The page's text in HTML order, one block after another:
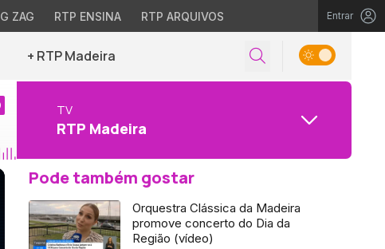
ZAG RTP ENSINA RTP ARQUIVOS Entrar
+ RTP Madeira
TV
RTP Madeira
Pode também gostar
Orquestra Clássica da Madeira
promove concerto do Dia da
Região (vídeo)